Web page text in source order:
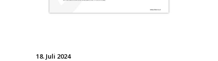
18. Juli 2024